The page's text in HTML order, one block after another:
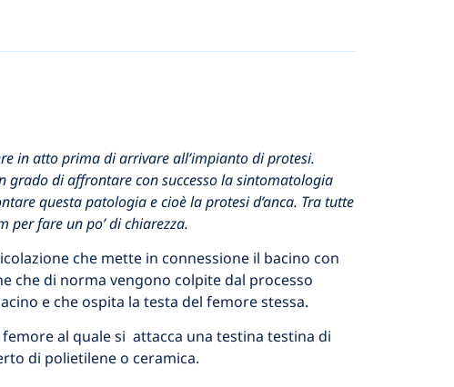
in atto prima di arrivare all’impianto di protesi.
di affrontare con successo la sintomatologia
questa patologia e cioè la protesi d’anca. Tra tutte
per fare un po’ di chiarezza.
che mette in connessione il bacino con
che di norma vengono colpite dal processo
e che ospita la testa del femore stessa.
al quale si attacca una testina testina di
di polietilene o ceramica.